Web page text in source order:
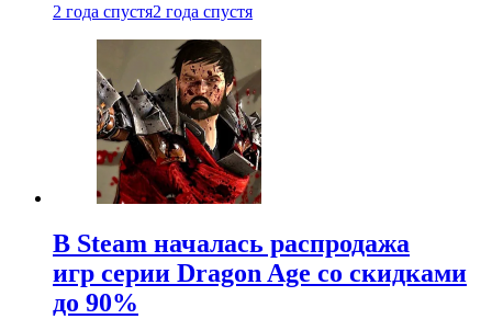
2 года спустя2 года спустя
В Steam началась распродажа
игр серии Dragon Age со скидками
до 90%